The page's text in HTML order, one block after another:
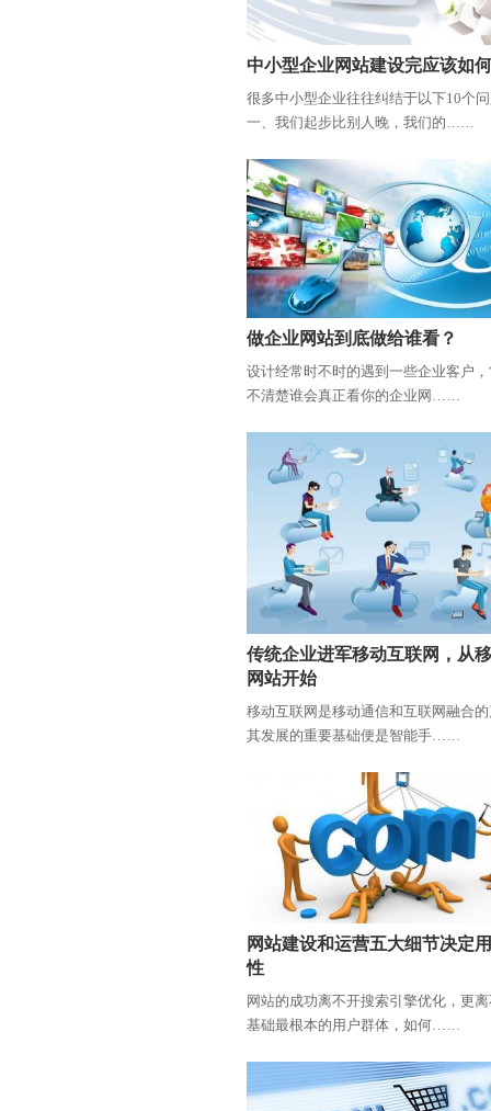
中小型企业网站建设完应该如
很多中小型企业往往纠结于以下10个
一、我们起步比别人晚，我们的……
做企业网站到底做给谁看？
设计经常时不时的遇到一些企业客户
不清楚谁会真正看你的企业网……
传统企业进军移动互联网，从
网站开始
移动互联网是移动通信和互联网融合
其发展的重要基础便是智能手……
网站建设和运营五大细节决定
性
网站的成功离不开搜索引擎优化，更
基础最根本的用户群体，如何……